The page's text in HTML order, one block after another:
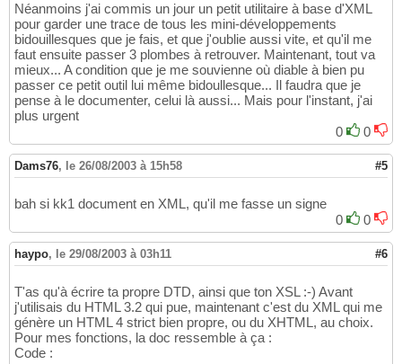
Néanmoins j'ai commis un jour un petit utilitaire à base d'XML
pour garder une trace de tous les mini-développements
bidouillesques que je fais, et que j'oublie aussi vite, et qu'il me
faut ensuite passer 3 plombes à retrouver. Maintenant, tout va
mieux... A condition que je me souvienne où diable à bien pu
passer ce petit outil lui même bidoullesque... Il faudra que je
pense à le documenter, celui là aussi... Mais pour l'instant, j'ai
plus urgent
0
0
Dams76, le 26/08/2003 à 15h58 #5
bah si kk1 document en XML, qu'il me fasse un signe
0
0
haypo, le 29/08/2003 à 03h11 #6
T'as qu'à écrire ta propre DTD, ainsi que ton XSL :-) Avant
j'utilisais du HTML 3.2 qui pue, maintenant c'est du XML qui me
génère un HTML 4 strict bien propre, ou du XHTML, au choix.
Pour mes fonctions, la doc ressemble à ça :
Code :